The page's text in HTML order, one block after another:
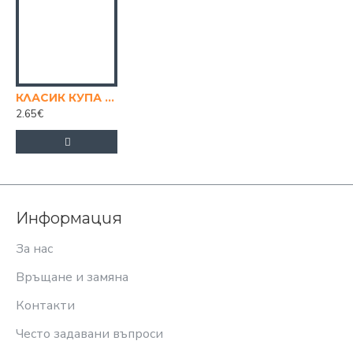
КЛАСИК КУПА 17 СМ
2.65€
Информация
За нас
Връщане и замяна
Контакти
Често задавани въпроси